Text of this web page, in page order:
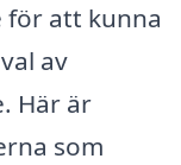
för att kunna
av
Här är
som